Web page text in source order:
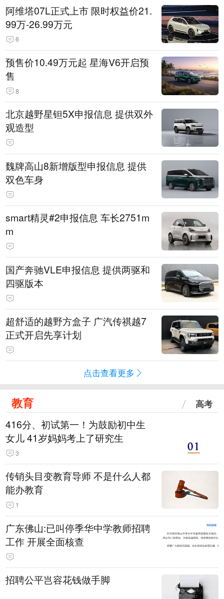
阿维塔07L正式上市 限时权益价21.
99万-26.99万元
6
预售价10.49万元起 星海V6开启预
售
8
北京越野星钽5X申报信息 提供双外
观造型
魏牌高山8新增版型申报信息 提供
双色车身
smart精灵#2申报信息 车长2751m
m
国产奔驰VLE申报信息 提供两驱和
四驱版本
超舒适的越野方盒子 广汽传祺越7
正式开启先享计划
点击查看更多
教育 高考
416分、初试第一！为鼓励初中生
女儿 41岁妈妈考上了研究生
3
传销头目变教育导师 不是什么人都
能办教育
1
广东佛山:已叫停季华中学教师招聘
工作 开展全面核查
招聘公平岂容花钱做手脚